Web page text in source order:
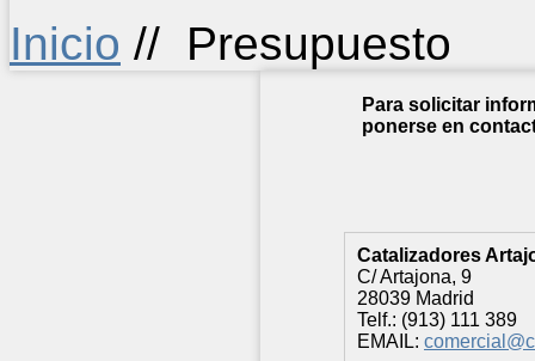
Inicio // Presupuesto
Catalizadores
C/ Artajona, 9
28039 Madrid
Telf.: (913) 111 389
EMAIL:
Para solicitar
ponerse en